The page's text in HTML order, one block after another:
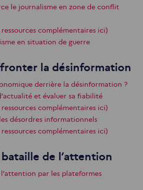
le journalisme en zone de conflit
complémentaires ici)
en situation de guerre
la désinformation
derrière la désinformation ?
et évaluer sa fiabilité
complémentaires ici)
désordres informationnels
complémentaires ici)
de l’attention
par les plateformes